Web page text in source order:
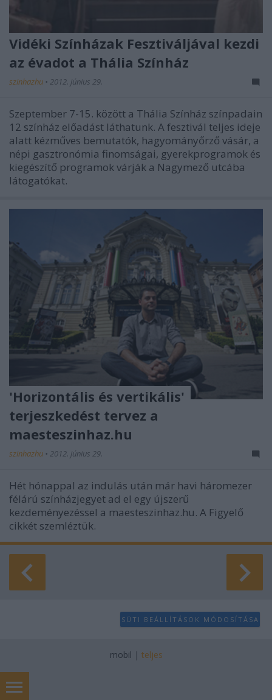
Vidéki Színházak Fesztiváljával kezdi
az évadot a Thália Színház
szinhazhu • 2012. június 29.
Szeptember 7-15. között a Thália Színház színpadain
12 színház előadást láthatunk. A fesztivál teljes ideje
alatt kézműves bemutatók, hagyományőrző vásár, a
népi gasztronómia finomságai, gyerekprogramok és
kiegészítő programok várják a Nagymező utcába
látogatókat.
'Horizontális és vertikális'
terjeszkedést tervez a
maesteszinhaz.hu
szinhazhu • 2012. június 29.
Hét hónappal az indulás után már havi háromezer
félárú színházjegyet ad el egy újszerű
kezdeményezéssel a maesteszinhaz.hu. A Figyelő
cikkét szemléztük.
SÜTI BEÁLLÍTÁSOK MÓDOSÍTÁSA
mobil | teljes